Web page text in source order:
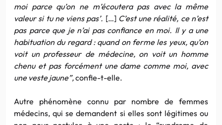
moi parce qu’on ne m’écoutera pas avec la même
valeur si tu ne viens pas’. […]C’est une réalité, ce n’est
pas parce que je n’ai pas confiance en moi. Il y a une
habituation du regard : quand on ferme les yeux, qu’on
voit un professeur de médecine, on voit un homme
chenu et pas forcément une dame comme moi, avec
une veste jaune”,confie-t-elle.
Autre phénomène connu par nombre de femmes
médecins, qui se demandent si elles sont légitimes ou